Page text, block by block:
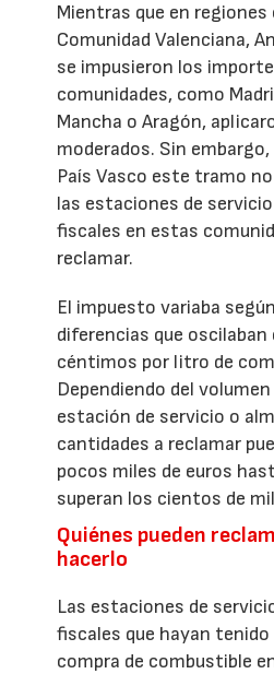
Mientras que en
Comunidad Valenciana,
se impusieron los
comunidades, como
Mancha o Aragón,
moderados. Sin embargo,
País Vasco este tramo
las estaciones de
fiscales en estas
reclamar.
El impuesto variaba
diferencias que
céntimos por litro de
Dependiendo del
estación de servicio o
cantidades a reclamar
pocos miles de euros
superan los cientos de
Quiénes pueden
hacerlo
Las estaciones de
fiscales que hayan
compra de combustible